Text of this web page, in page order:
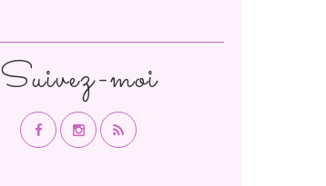
Suivez-moi